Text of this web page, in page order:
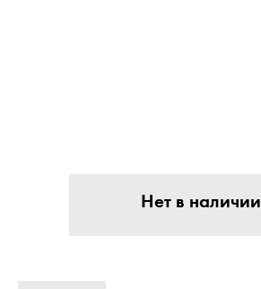
Нет в наличии